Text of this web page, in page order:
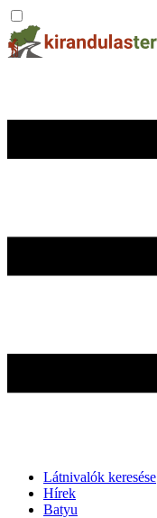
Látnivalók keresése
Hírek
Batyu